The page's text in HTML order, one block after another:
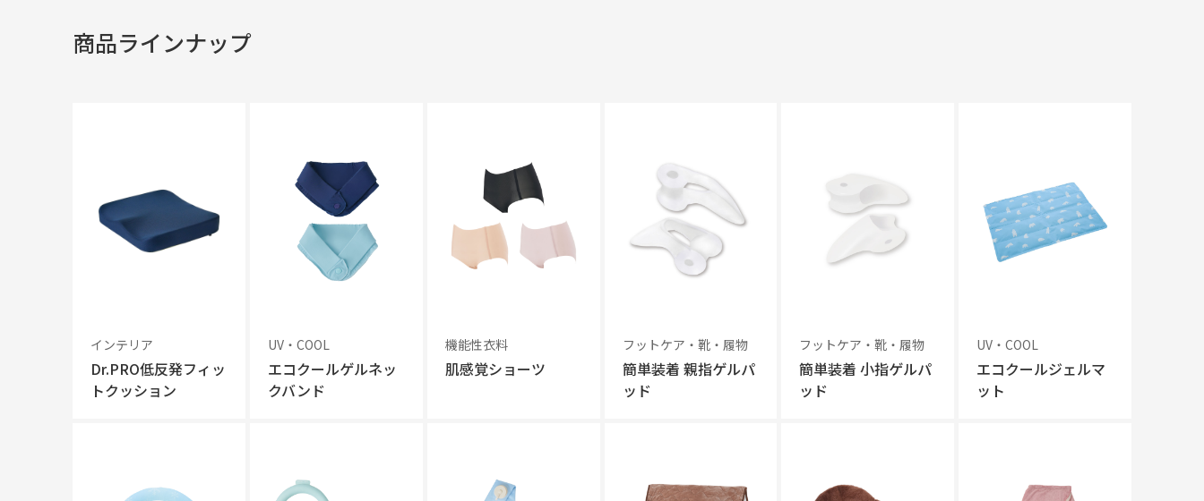
商品ラインナップ
インテリア
Dr.PRO低反発フィッ
トクッション
UV・COOL
エコクールゲルネッ
クバンド
機能性衣料
肌感覚ショーツ
フットケア・靴・履物
簡単装着 親指ゲルパ
ッド
フットケア・靴・履物
簡単装着 小指ゲルパ
ッド
UV・COOL
エコクールジェルマ
ット